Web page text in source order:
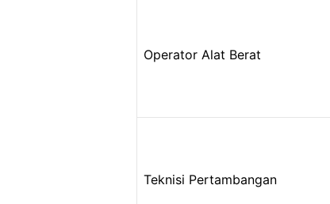
Operator Alat Berat
Teknisi Pertambangan